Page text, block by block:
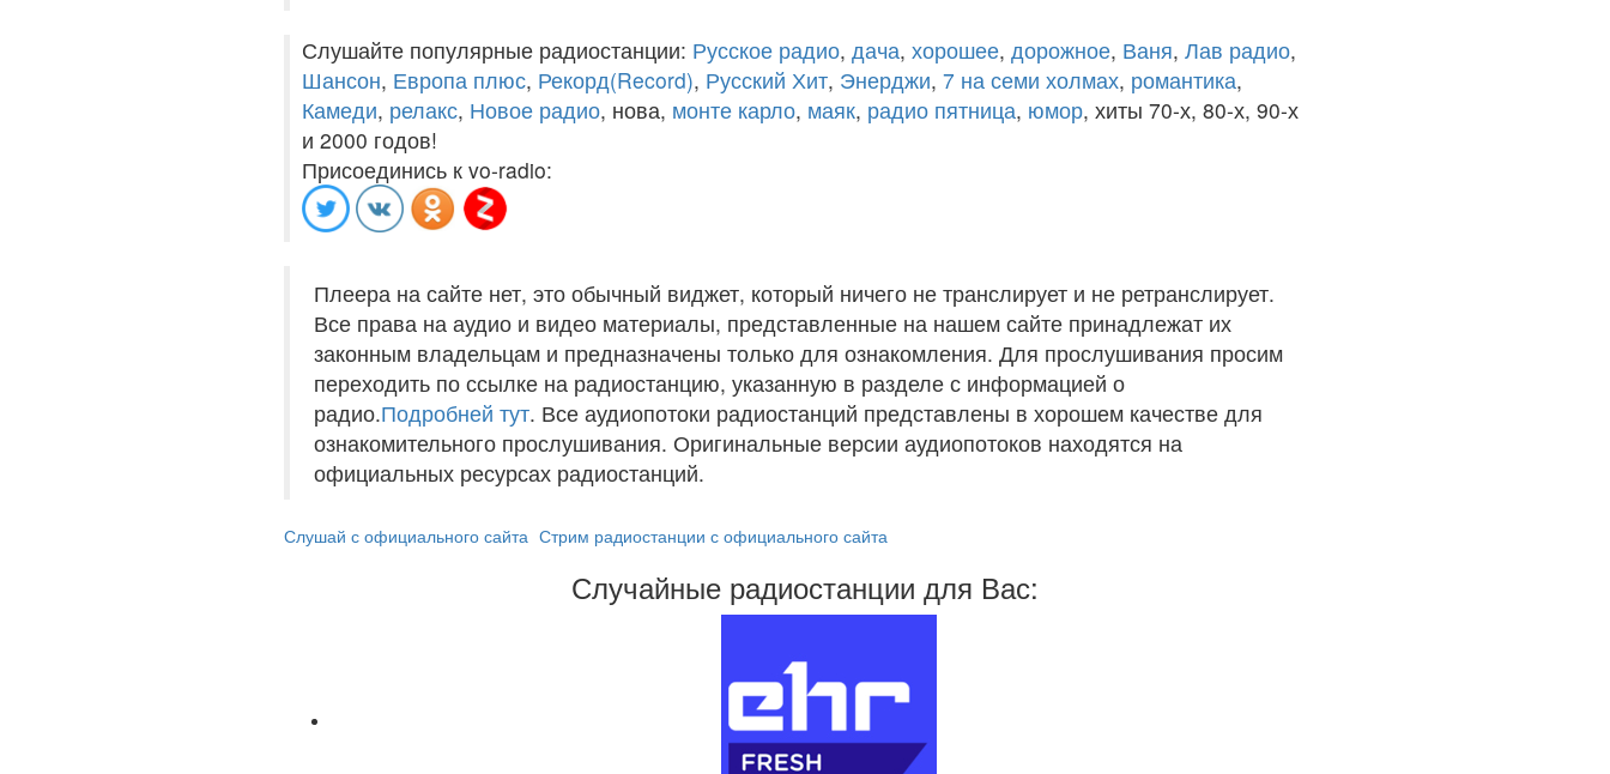
Слушайте популярные радиостанции: Русское радио, дача, хорошее, дорожное, Ваня, Лав радио,
Шансон, Европа плюс, Рекорд(Record), Русский Хит, Энерджи, 7 на семи холмах, романтика,
Камеди, релакс, Новое радио, нова, монте карло, маяк, радио пятница, юмор, хиты 70-х, 80-х, 90-х
и 2000 годов!
Присоединись к vo-radio:
Плеера на сайте нет, это обычный виджет, который ничего не транслирует и не ретранслирует.
Все права на аудио и видео материалы, представленные на нашем сайте принадлежат их
законным владельцам и предназначены только для ознакомления. Для прослушивания просим
переходить по ссылке на радиостанцию, указанную в разделе с информацией о
радио.Подробней тут. Все аудиопотоки радиостанций представлены в хорошем качестве для
ознакомительного прослушивания. Оригинальные версии аудиопотоков находятся на
официальных ресурсах радиостанций.
Слушай с официального сайта Стрим радиостанции с официального сайта
Случайные радиостанции для Вас: